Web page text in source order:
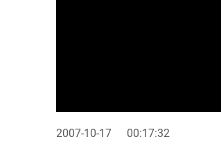
2007-10-17 00:17:32